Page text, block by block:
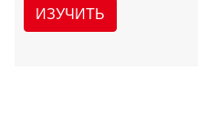
ИЗУЧИТЬ